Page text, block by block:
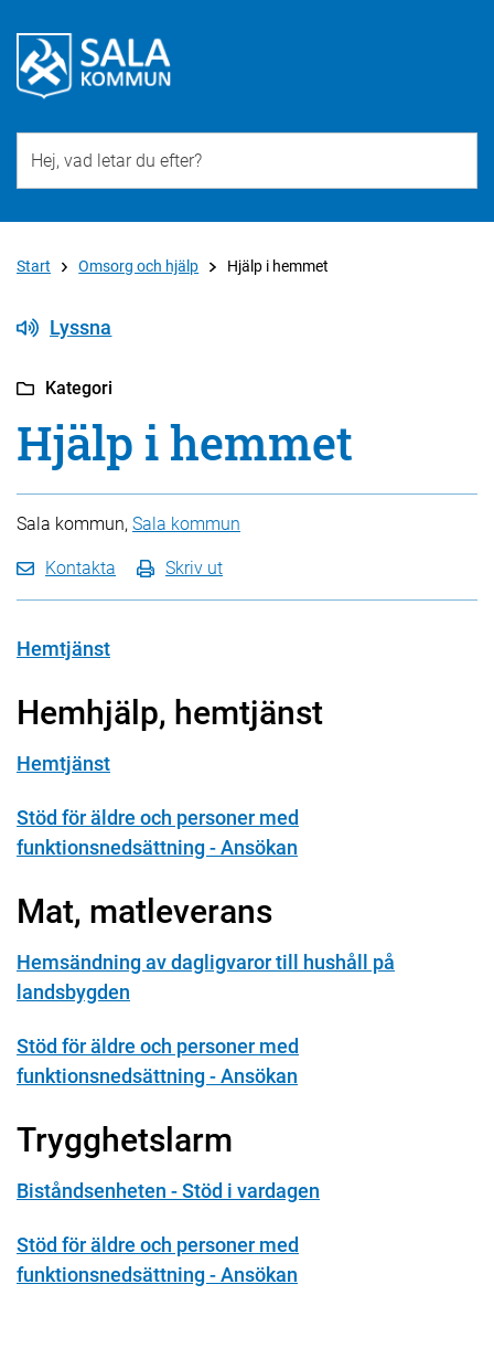
Start Omsorg och hjälp Hjälp i hemmet
Lyssna
Kategori
Hjälp i hemmet
Sala kommun, Sala kommun
Kontakta Skriv ut
Hemtjänst
Hemhjälp, hemtjänst
Hemtjänst
Stöd för äldre och personer med
funktionsnedsättning - Ansökan
Mat, matleverans
Hemsändning av dagligvaror till hushåll på
landsbygden
Stöd för äldre och personer med
funktionsnedsättning - Ansökan
Trygghetslarm
Biståndsenheten - Stöd i vardagen
Stöd för äldre och personer med
funktionsnedsättning - Ansökan